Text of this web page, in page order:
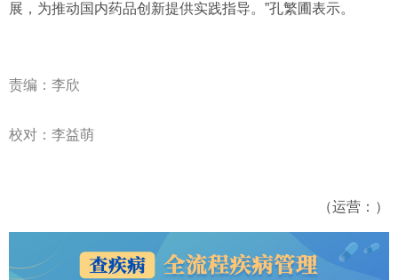
展，为推动国内药品创新提供实践指导。”孔繁圃表示。
责编：李欣
校对：李益萌
（运营：）